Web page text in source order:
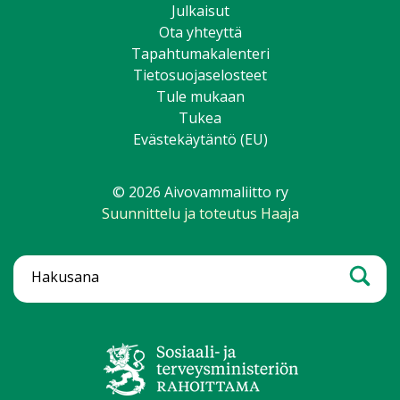
Julkaisut
Ota yhteyttä
Tapahtumakalenteri
Tietosuojaselosteet
Tule mukaan
Tukea
Evästekäytäntö (EU)
© 2026 Aivovammaliitto ry
Suunnittelu ja toteutus Haaja